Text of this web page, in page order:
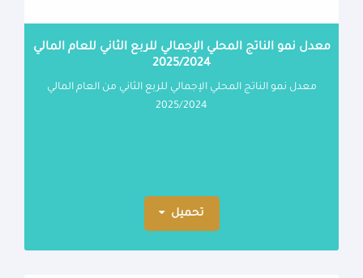
معدل نمو الناتج المحلي الإجمالي للربع الثاني للعام المالي
2025/2024
معدل نمو الناتج المحلي الإجمالي للربع الثاني من العام المالي
2025/2024
تحميل